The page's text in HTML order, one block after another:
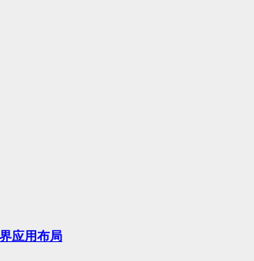
应用布局